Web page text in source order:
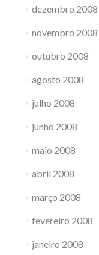
dezembro 2008
novembro 2008
outubro 2008
agosto 2008
julho 2008
junho 2008
maio 2008
abril 2008
março 2008
fevereiro 2008
janeiro 2008